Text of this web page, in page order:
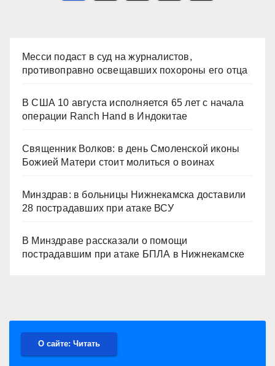
Месси подаст в суд на журналистов,
противоправно освещавших похороны его отца
В США 10 августа исполняется 65 лет с начала
операции Ranch Hand в Индокитае
Священник Волков: в день Смоленской иконы
Божией Матери стоит молиться о воинах
Минздрав: в больницы Нижнекамска доставили
28 пострадавших при атаке ВСУ
В Минздраве рассказали о помощи
пострадавшим при атаке БПЛА в Нижнекамске
О сайте: Читать